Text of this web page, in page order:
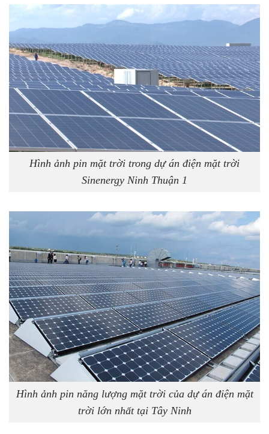
Hình ảnh pin mặt trời trong dự án điện mặt trời
Sinenergy Ninh Thuận 1
Hình ảnh pin năng lượng mặt trời của dự án điện mặt
trời lớn nhất tại Tây Ninh